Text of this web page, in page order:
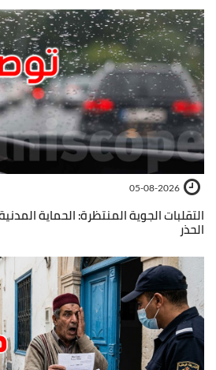
05-08-2026
التقلبات الجوية المنتظرة: الحماية
الحذر